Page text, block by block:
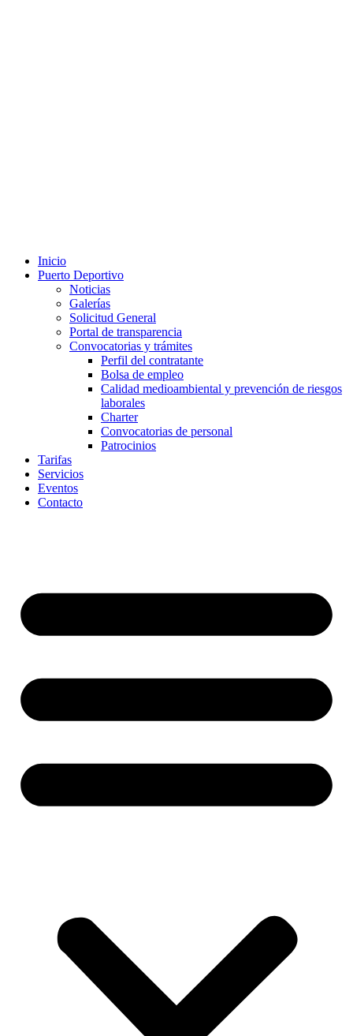
Inicio
Puerto Deportivo
Noticias
Galerías
Solicitud General
Portal de transparencia
Convocatorias y trámites
Perfil del contratante
Bolsa de empleo
Calidad medioambiental y prevención de riesgos
laborales
Charter
Convocatorias de personal
Patrocinios
Tarifas
Servicios
Eventos
Contacto